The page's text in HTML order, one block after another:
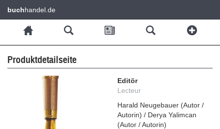
buchhandel.de
Produktdetailseite
Editör
Lecteur
Harald Neugebauer (Autor /
Autorin) / Derya Yalimcan
(Autor / Autorin)